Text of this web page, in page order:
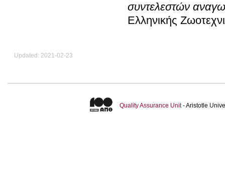
συντελεστών
Ελληνικής
Updated: 2021-02-23
Quality Assurance Unit- Aristotle